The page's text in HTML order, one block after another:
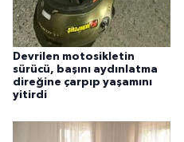
Devrilen motosikletin
sürücü, başını aydınlatma
direğine çarpıp yaşamını
yitirdi